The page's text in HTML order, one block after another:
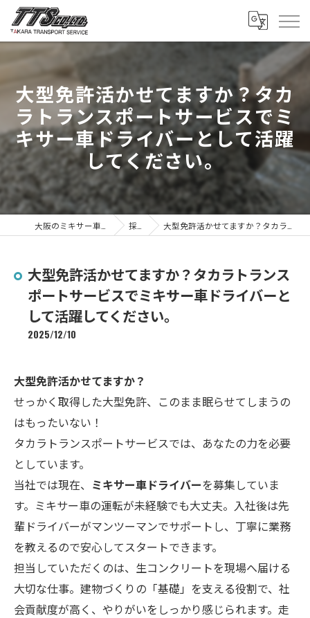
大型免許活かせてますか？タカ
ラトランスポートサービスでミ
キサー車ドライバーとして活躍
してください。
採用ブログ 大型免許活かせてますか？タカラトランスポートサービスでミキサー車ドライバーとして活躍してください。
大型免許活かせてますか？タカラトランス
ポートサービスでミキサー車ドライバーと
して活躍してください。
2025/12/10
大型免許活かせてますか？
せっかく取得した大型免許、このまま眠らせてしまうの
はもったいない！
タカラトランスポートサービスでは、あなたの力を必要
としています。
当社では現在、 ミキサー車ドライバーを募集していま
す。ミキサー車の運転が未経験でも大丈夫。入社後は先
輩ドライバーがマンツーマンでサポートし、丁寧に業務
を教えるので安心してスタートできます。
担当していただくのは、生コンクリートを現場へ届ける
大切な仕事。建物づくりの「基礎」を支える役割で、社
会貢献度が高く、やりがいをしっかり感じられます。走